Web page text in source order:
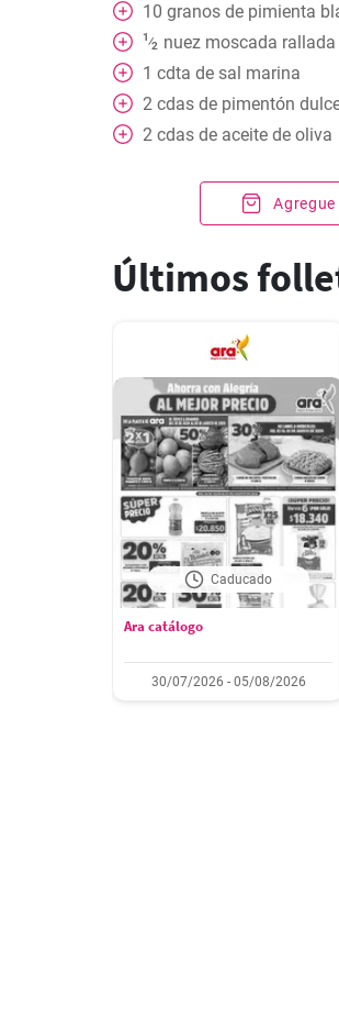
10 granos de pimienta
1⁄2
nuez moscada rallada
1 cdta de sal marina
2 cdas de pimentón
2 cdas de aceite de oliva
Últimos
Caducado
Ara catálogo
30/07/2026 - 05/08/2026